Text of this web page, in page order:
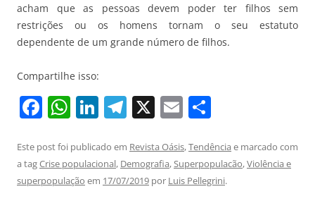
acham que as pessoas devem poder ter filhos sem
restrições ou os homens tornam o seu estatuto
dependente de um grande número de filhos.
Compartilhe isso:
F
c
e
W
at
s
Li
k
e
T
e
gr
X E
ai
l
ar
e
Este post foi publicado em Revista Oásis,Tendência e marcado com
a tagCrise populacional, Demografia,Superpopulacão,Violência e
superpopulação em 17/07/2019 por Luis Pellegrini.